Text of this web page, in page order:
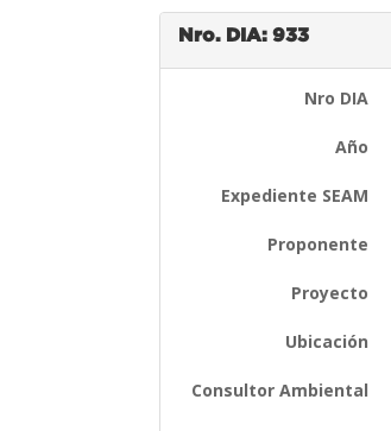
Nro. DIA: 933
Nro DIA
Año
Expediente SEAM
Proponente
Proyecto
Ubicación
Consultor Ambiental